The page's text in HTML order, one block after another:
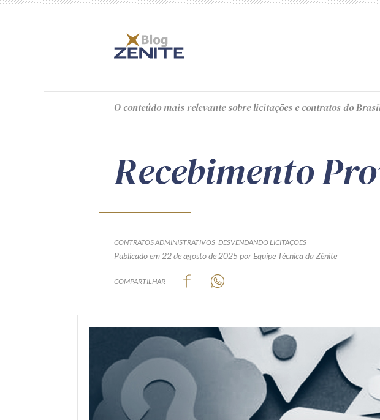
O conteúdomais relevante sobre licitações e contratos do
Recebimento
CONTRATOS ADMINISTRATIVOS DESVENDANDO LICITAÇÕES
Publicado em 22 de agosto de 2025por Equipe Técnica da Zênite
COMPARTILHAR